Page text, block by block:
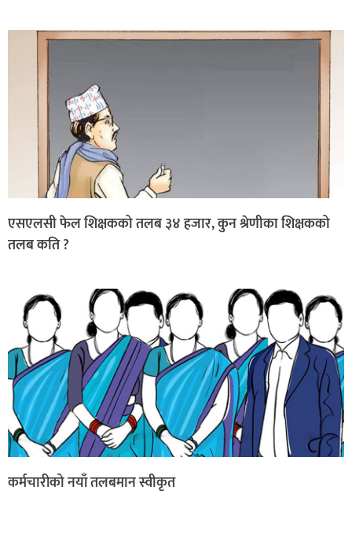
एसएलसी फेल शिक्षकको तलब ३४ हजार, कुन श्रेणीका शिक्षकको
तलब कति ?
कर्मचारीको नयाँ तलबमान स्वीकृत